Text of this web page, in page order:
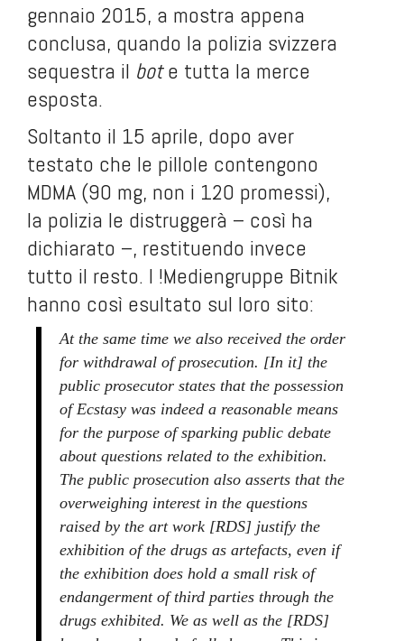
gennaio 2015, a mostra appena
conclusa, quando la polizia svizzera
sequestra il bote tutta la merce
esposta.
Soltanto il 15 aprile, dopo aver
testato che le pillole contengono
MDMA (90 mg, non i 120 promessi),
la polizia le distruggerà – così ha
dichiarato –, restituendo invece
tutto il resto. I !Mediengruppe Bitnik
hanno così esultato sul loro sito:
At the same time we also received the order
for withdrawal of prosecution. [In it] the
public prosecutor states that the possession
of Ecstasy was indeed a reasonable means
for the purpose of sparking public debate
about questions related to the exhibition.
The public prosecution also asserts that the
overweighing interest in the questions
raised by the art work [RDS] justify the
exhibition of the drugs as artefacts, even if
the exhibition does hold a small risk of
endangerment of third parties through the
drugs exhibited. We as well as the [RDS]